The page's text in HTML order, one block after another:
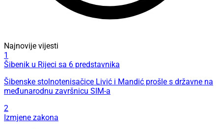
Najnovije vijesti
1
Šibenik u Rijeci sa 6 predstavnika
Šibenske stolnotenisačice Livić i Mandić prošle s državne na
međunarodnu završnicu SIM-a
2
Izmjene zakona